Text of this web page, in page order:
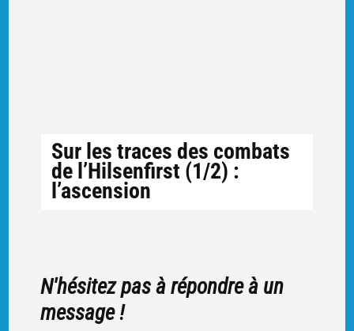
Sur les traces des combats
de l’Hilsenfirst (1/2) :
l’ascension
N'hésitez pas à répondre à un
message !